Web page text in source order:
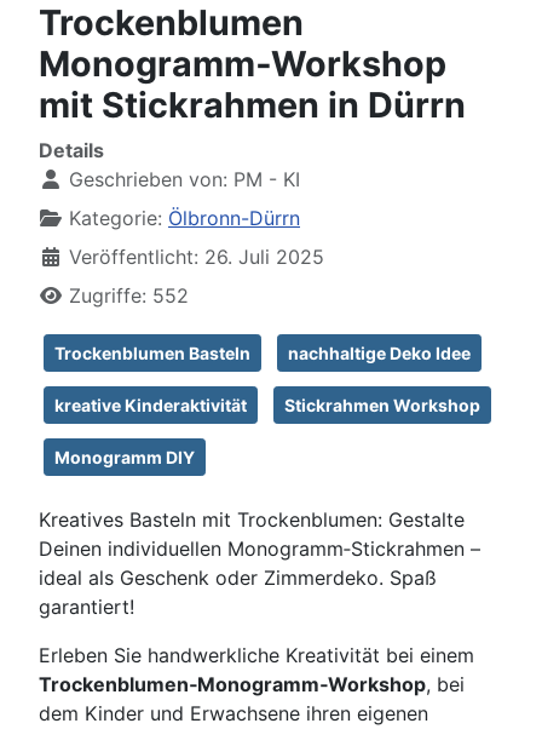
Trockenblumen
Monogramm‑Workshop
mit Stickrahmen in Dürrn
Details
Geschrieben von: PM - KI
Kategorie: Ölbronn-Dürrn
Veröffentlicht: 26. Juli 2025
Zugriffe: 552
Trockenblumen Basteln nachhaltige Deko Idee
kreative Kinderaktivität Stickrahmen Workshop
Monogramm DIY
Kreatives Basteln mit Trockenblumen: Gestalte
Deinen individuellen Monogramm‑Stickrahmen –
ideal als Geschenk oder Zimmerdeko. Spaß
garantiert!
Erleben Sie handwerkliche Kreativität bei einem
Trockenblumen‑Monogramm‑Workshop, bei
dem Kinder und Erwachsene ihren eigenen